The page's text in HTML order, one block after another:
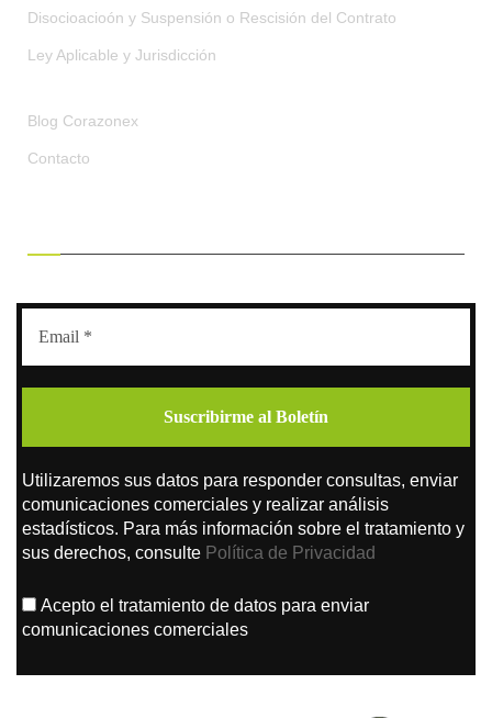
Disocioacioón y Suspensión o Rescisión del Contrato
Ley Aplicable y Jurisdicción
Blog Corazonex
Contacto
Utilizaremos sus datos para responder consultas, enviar
comunicaciones comerciales y realizar análisis
estadísticos. Para más información sobre el tratamiento y
sus derechos, consulte Política de Privacidad
Acepto el tratamiento de datos para enviar
comunicaciones comerciales